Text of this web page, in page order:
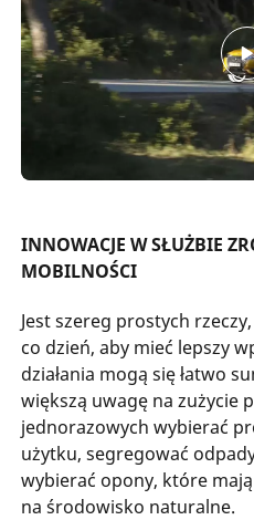
INNOWACJE W SŁUŻBIE
MOBILNOŚCI
Jest szereg prostych
co dzień, aby mieć lepszy
działania mogą się łatwo
większą uwagę na zużycie
jednorazowych wybierać
użytku, segregować
wybierać opony, które
na środowisko naturalne.